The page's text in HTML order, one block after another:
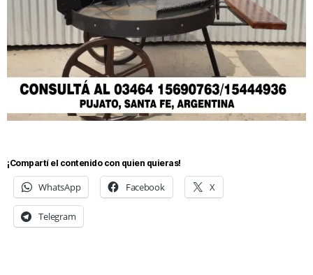
¡Compartí el contenido con quien quieras!
WhatsApp Facebook X
Telegram